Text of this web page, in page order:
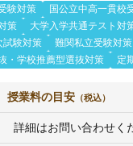
験対策
国公立中高一貫校
策
大学入学共通テスト対
試験対策
難関私立受験対策
・学校推薦型選抜対策
定
授業料の目安 （税込）
詳細はお問い合わせく